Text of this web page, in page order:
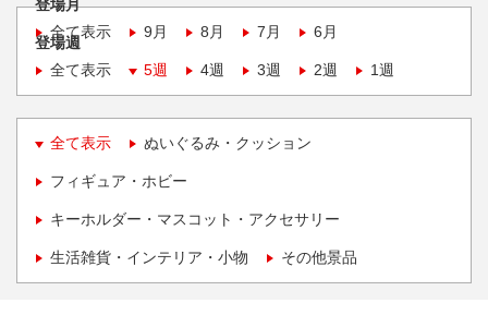
登場月
全て表示
9月 8月 7月 6月
登場週
全て表示
5週 4週 3週 2週 1週
全て表示 ぬいぐるみ・クッション
フィギュア・ホビー
キーホルダー・マスコット・アクセサリー
生活雑貨・インテリア・小物 その他景品